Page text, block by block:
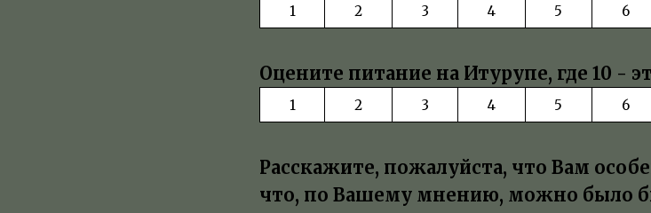
1 2 3 4 5 6
Оцените питание на Итурупе, где 10 -
1 2 3 4 5 6
Расскажите, пожалуйста, что Вам
что, по Вашему мнению, можно было